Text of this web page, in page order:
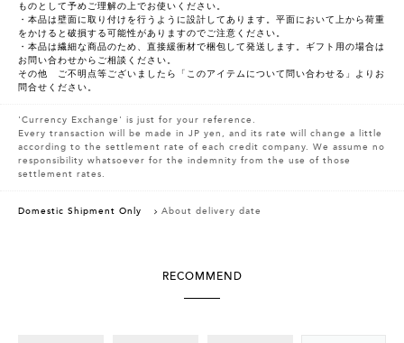
ものとして予めご理解の上でお使いください。
・本品は壁面に取り付けを行うように設計してあります。平面において上から荷重
をかけると破損する可能性がありますのでご注意ください。
・本品は繊細な商品のため、直接緩衝材で梱包して発送します。ギフト用の場合は
お問い合わせからご相談ください。
その他 ご不明点等ございましたら「このアイテムについて問い合わせる」よりお
問合せください。
'Currency Exchange' is just for your reference.
Every transaction will be made in JP yen, and its rate will change a little
according to the settlement rate of each credit company. We assume no
responsibility whatsoever for the indemnity from the use of those
settlement rates.
Domestic Shipment Only About delivery date
RECOMMEND